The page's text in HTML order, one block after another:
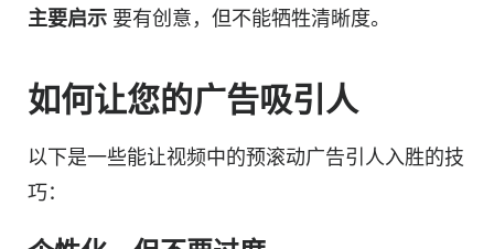
主要启示 要有创意，但不能牺牲清晰度。
如何让您的广告吸引人
以下是一些能让视频中的预滚动广告引人入胜的技
巧：